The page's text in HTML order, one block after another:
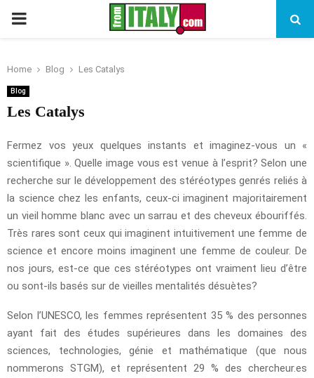
PRIMARY
Home Blog Les Catalys
Blog
Les Catalys
Fermez vos yeux quelques instants et imaginez-vous un «
scientifique ». Quelle image vous est venue à l’esprit? Selon une
recherche sur le développement des stéréotypes genrés reliés à
la science chez les enfants, ceux-ci imaginent majoritairement
un vieil homme blanc avec un sarrau et des cheveux ébouriffés.
Très rares sont ceux qui imaginent intuitivement une femme de
science et encore moins imaginent une femme de couleur. De
nos jours, est-ce que ces stéréotypes ont vraiment lieu d’être
ou sont-ils basés sur de vieilles mentalités désuètes?
Selon l’UNESCO, les femmes représentent 35 % des personnes
ayant fait des études supérieures dans les domaines des
sciences, technologies, génie et mathématique (que nous
nommerons STGM), et représentent 29 % des chercheur.es